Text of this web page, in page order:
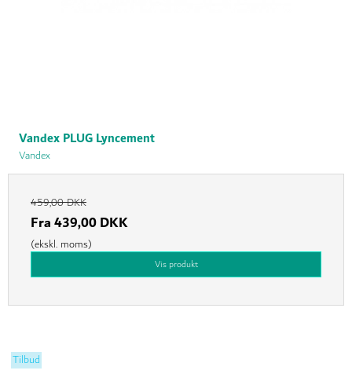
Vandex PLUG Lyncement
Vandex
459,00 DKK
Fra439,00 DKK
(ekskl. moms)
Vis produkt
Tilbud